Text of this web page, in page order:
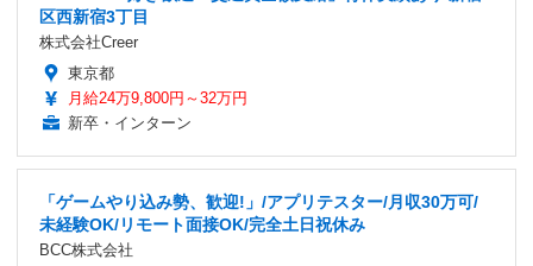
区西新宿3丁目
株式会社Creer
東京都
月給24万9,800円～32万円
新卒・インターン
「ゲームやり込み勢、歓迎!」/アプリテスター/月収30万可/
未経験OK/リモート面接OK/完全土日祝休み
BCC株式会社